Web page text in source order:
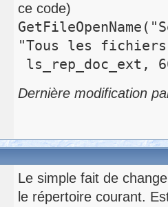
ce code)
"Tous les
Dernière modification
Le simple fait de
le répertoire courant.